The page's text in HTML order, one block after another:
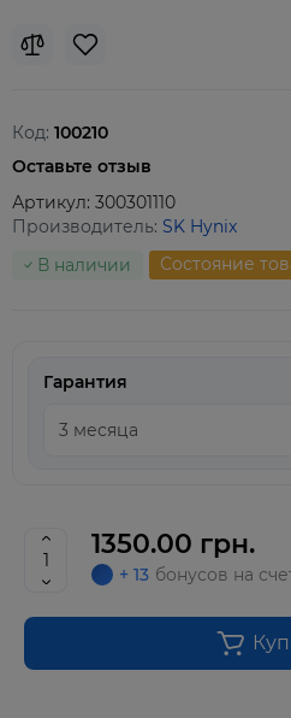
Код: 100210
Оставьте отзыв
Артикул: 300301110
Производитель: SK Hynix
В наличии
Состояние
Гарантия
1350.00 грн.
+ 13 бонусов на